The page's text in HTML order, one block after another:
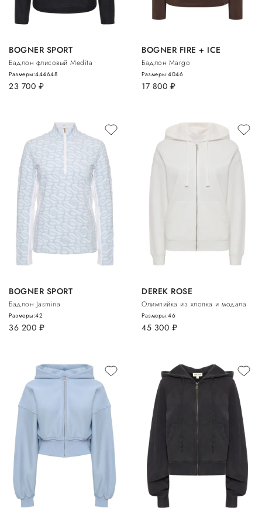
BOGNER SPORT
Бадлон флисовый Medita
23 700 руб.
Размеры:444648
BOGNER FIRE + ICE
Бадлон Margo
17 800 руб.
Размеры:4046
BOGNER SPORT
Бадлон Jasmina
36 200 руб.
Размеры:42
DEREK ROSE
Олимпийка из хлопка и модала
45 300 руб.
Размеры:46